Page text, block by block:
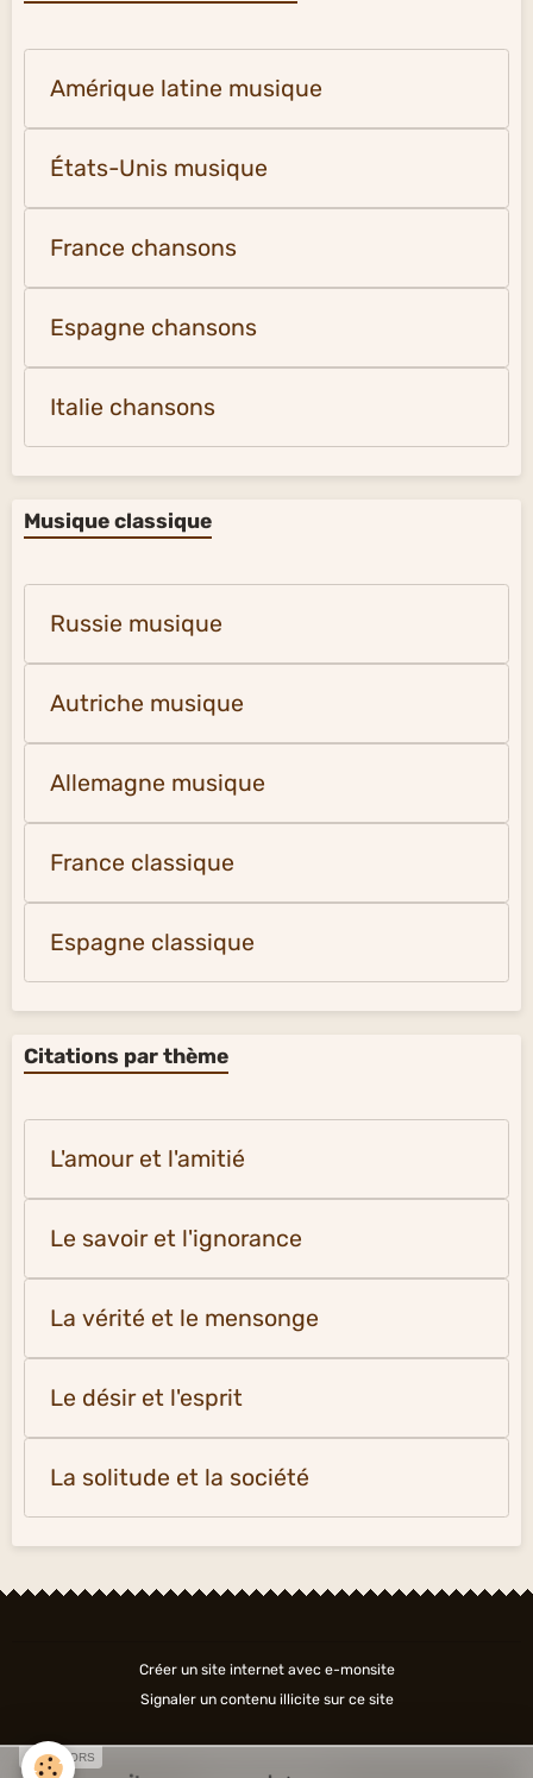
Amérique latine musique
États-Unis musique
France chansons
Espagne chansons
Italie chansons
Musique classique
Russie musique
Autriche musique
Allemagne musique
France classique
Espagne classique
Citations par thème
L'amour et l'amitié
Le savoir et l'ignorance
La vérité et le mensonge
Le désir et l'esprit
La solitude et la société
Créer un site internet avec e-monsite
Signaler un contenu illicite sur ce site
SPONSORS